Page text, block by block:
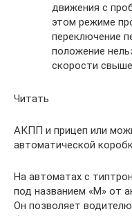
движения с
этом режиме
переключение
положение
скорости
Читать
АКПП и прицеп или
автоматической
На автоматах с
под названием «М» от
Он позволяет